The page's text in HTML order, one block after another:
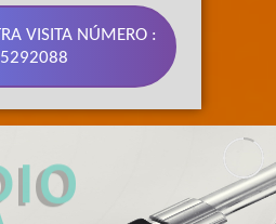
VISITA NÚMERO :
5292088